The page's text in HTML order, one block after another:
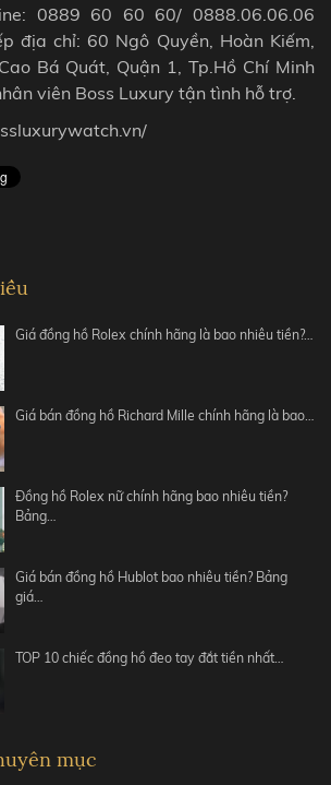
0889 60 60 60/ 0888.06.06.06
địa chỉ: 60 Ngô Quyền, Hoàn Kiếm,
Bá Quát, Quận 1, Tp.Hồ Chí Minh
viên Boss Luxury tận tình hỗ trợ.
Giá đồng hồ Rolex chính hãng là bao nhiêu tiền?…
Giá bán đồng hồ Richard Mille chính hãng là bao…
Đồng hồ Rolex nữ chính hãng bao nhiêu tiền?
Bảng…
Giá bán đồng hồ Hublot bao nhiêu tiền? Bảng
giá…
TOP 10 chiếc đồng hồ đeo tay đắt tiền nhất…
mục